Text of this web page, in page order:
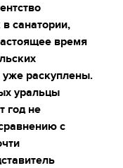
санатории,
время
уже раскуплены.
уральцы
год не
с